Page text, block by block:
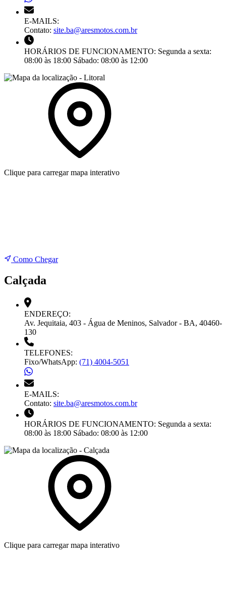
E-MAILS:
Contato: site.ba@aresmotos.com.br
HORÁRIOS DE FUNCIONAMENTO: Segunda a sexta:
08:00 às 18:00 Sábado: 08:00 às 12:00
Clique para carregar mapa interativo
Como Chegar
Calçada
ENDEREÇO:
Av. Jequitaia, 403 - Água de Meninos, Salvador - BA, 40460-
130
TELEFONES:
Fixo/WhatsApp: (71) 4004-5051
E-MAILS:
Contato: site.ba@aresmotos.com.br
HORÁRIOS DE FUNCIONAMENTO: Segunda a sexta:
08:00 às 18:00 Sábado: 08:00 às 12:00
Clique para carregar mapa interativo